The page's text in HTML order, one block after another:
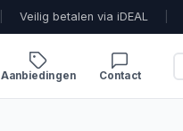
Veilig betalen via iDEAL
Aanbiedingen Contact